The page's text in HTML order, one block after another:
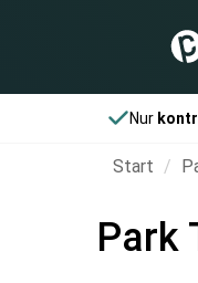
Nur
Start
Park